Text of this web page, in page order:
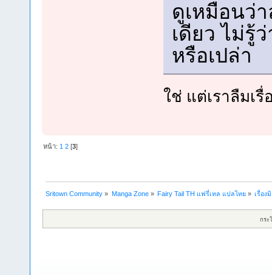
ดูเหมือนว่
เดียว ไม่รู้
หรือเปล่า
ใช่ แต่เราลืมเรื่
หน้า: 1 2 [3]
Sritown Community » Manga Zone» Fairy Tail TH แฟรี่เทล แปลไทย» เรื่อง
กระ